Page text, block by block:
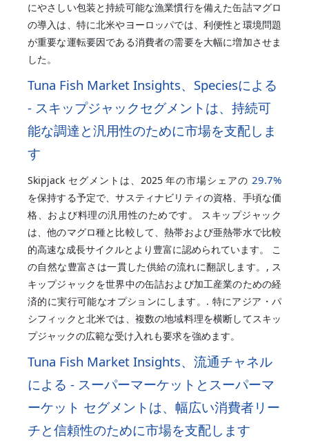
にやさしい包装と持続可能な漁業慣行を備えた缶詰マグロ
の導入は、特に北米やヨーロッパでは、利便性と環境問題
が重要な運転要因である消費者の需要を大幅に増加させま
した。
Tuna Fish Market Insights、Speciesによる
- スキップジャックセグメントは、持続可
能な調達と汎用性のために市場を支配しま
す
Skipjack セグメントは、2025 年の市場シェアの 29.7%
を保持する予定で、サスティナビリティの資格、手頃な価
格、および料理の汎用性のためです。 スキップジャック
は、他のマグロ種と比較して、熱帯および亜熱帯水で比較
的高速な成長サイクルとより豊富に認められています。 こ
の自然な豊富さは一貫した供給の流れに翻訳します。, ス
キップジャックを世界中の缶詰および加工産業のための経
済的に実行可能なオプションにします。. 特にアジア・パ
シフィックと北米では、複数の地域料理を横断してスキッ
プジャックの広範な受け入れも要求を強めます。
Tuna Fish Market Insights、流通チャネル
による - スーパーマーケットとスーパーマ
ーケット セグメントは、幅広い消費者リー
チと信頼性のために市場を支配します